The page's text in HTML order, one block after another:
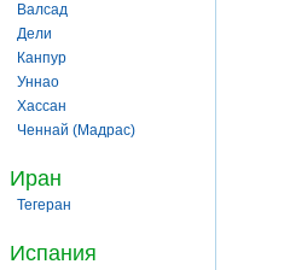
Валсад
Дели
Канпур
Уннао
Хассан
Ченнай (Мадрас)
Иран
Тегеран
Испания